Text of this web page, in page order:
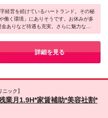
た場合は追加全額支給します ※
時間以下ですが、毎月20時間分
支給しております ※月給には業務
に差異はございません) ※月10日
合は月給が変動いたしますので、
時に詳しくご説明いたします
市・あま市・小牧市・名古屋市西
尾張旭市・長久手市・稲沢市・春
多
・刈谷市 ■豊橋・豊川エ
経営を続けているハートランド。その秘
働く環境」にありそうです。お休みが多
ありなど待遇も充実。さらに魅力なの
ということ。今回取材させていただいた
に働くことが、こんなに楽しいとは思い
すく、居心地が◎！」とのこと。ぜひ多
知っていただきたいです♪
詳細を見る
ック】
業月1.9H*家賃補助*美容社割*